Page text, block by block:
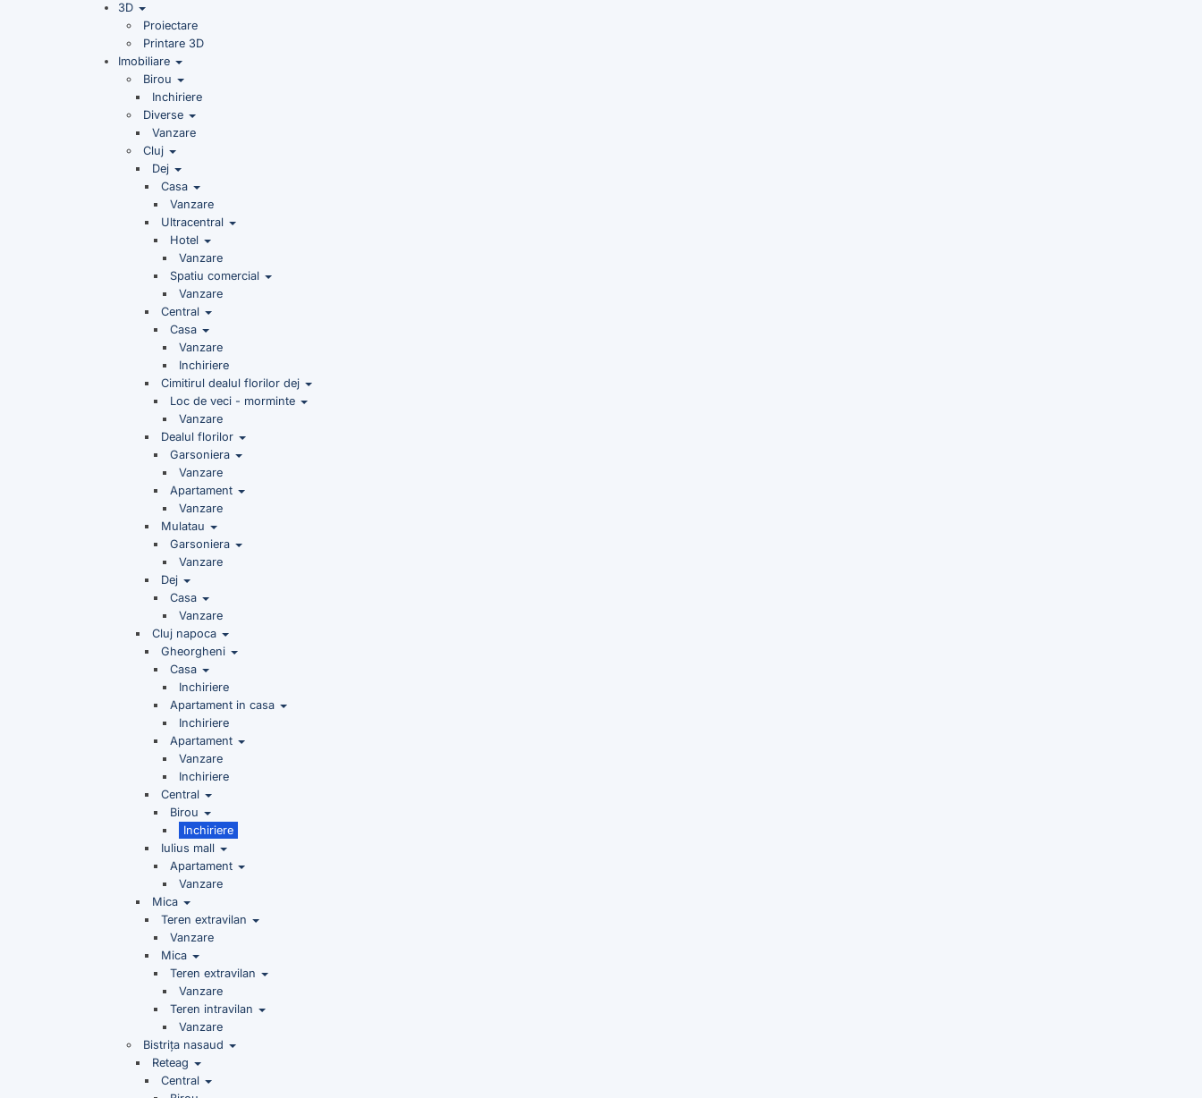
3D
Proiectare
Printare 3D
Imobiliare
Birou
Inchiriere
Diverse
Vanzare
Cluj
Dej
Casa
Vanzare
Ultracentral
Hotel
Vanzare
Spatiu comercial
Vanzare
Central
Casa
Vanzare
Inchiriere
Cimitirul dealul florilor dej
Loc de veci - morminte
Vanzare
Dealul florilor
Garsoniera
Vanzare
Apartament
Vanzare
Mulatau
Garsoniera
Vanzare
Dej
Casa
Vanzare
Cluj napoca
Gheorgheni
Casa
Inchiriere
Apartament in casa
Inchiriere
Apartament
Vanzare
Inchiriere
Central
Birou
Inchiriere
Iulius mall
Apartament
Vanzare
Mica
Teren extravilan
Vanzare
Mica
Teren extravilan
Vanzare
Teren intravilan
Vanzare
Bistrița nasaud
Reteag
Central